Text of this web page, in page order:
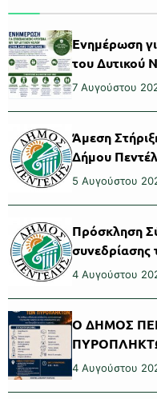
Ενημέρωση
του Δυτικού
7 Αυγούστου
Άμεση
Δήμου
5 Αυγούστου
Πρόσκληση
συνεδρίασης
4 Αυγούστου
Ο ΔΗΜΟΣ
4 Αυγούστου